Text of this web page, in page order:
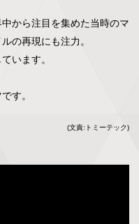
から注目を集めた当時のマ
の再現にも注力。
います。
(文責:トミーテック)